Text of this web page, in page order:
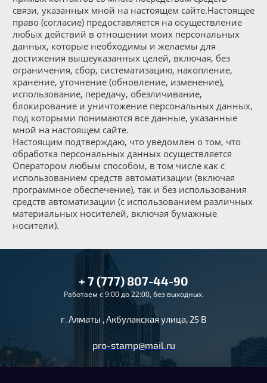
связи, указанных мной на настоящем сайте.Настоящее
право (согласие) предоставляется на осуществление
любых действий в отношении моих персональных
данных, которые необходимы и желаемы для
достижения вышеуказанных целей, включая, без
ограничения, сбор, систематизацию, накопление,
хранение, уточнение (обновление, изменение),
использование, передачу, обезличивание,
блокирование и уничтожение персональных данных,
под которыми понимаются все данные, указанные
мной на настоящем сайте.
Настоящим подтверждаю, что уведомлен о том, что
обработка персональных данных осуществляется
Оператором любым способом, в том числе как с
использованием средств автоматизации (включая
программное обеспечение), так и без использования
средств автоматизации (с использованием различных
материальных носителей, включая бумажные
носители).
+ 7 (777) 807-44-90
Работаем с 9:00 до 22:00, без выходных.
г. Алматы , Акбулакская улица, 25 В
pro-stamp@mail.ru